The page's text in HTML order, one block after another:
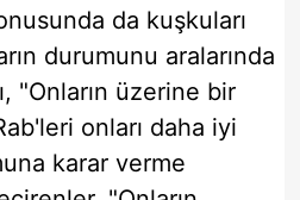
da kuşkuları
durumunu aralarında
"Onların üzerine bir
onları daha iyi
karar verme